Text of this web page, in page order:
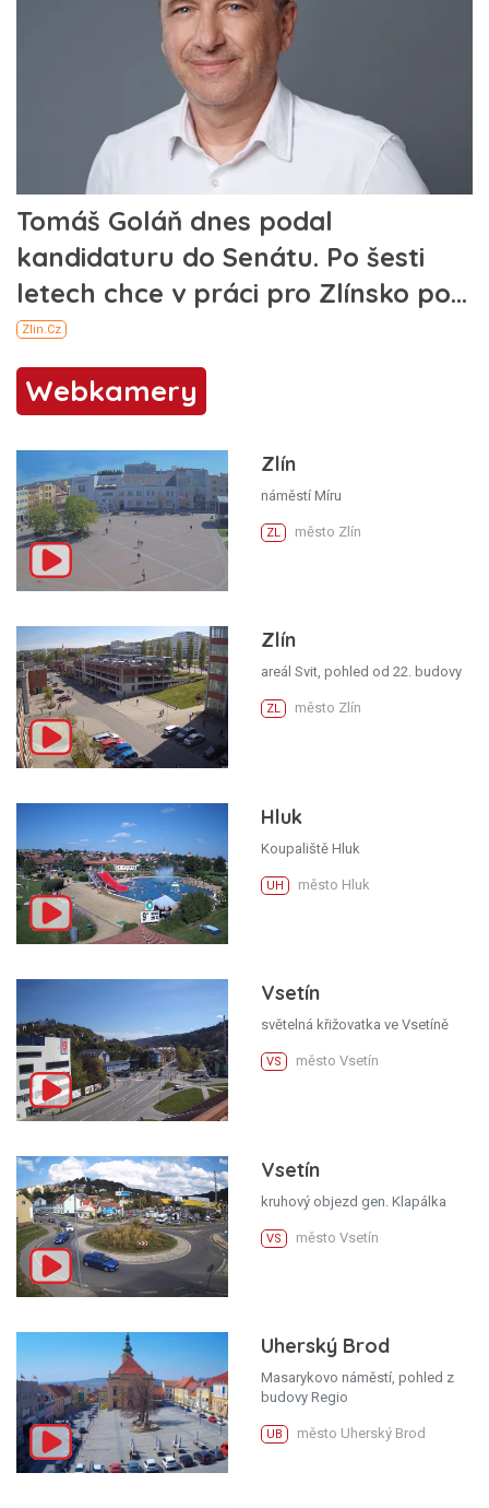
Webkamery
Zlín
náměstí Míru
ZL město Zlín
Zlín
areál Svit, pohled od 22. budovy
ZL město Zlín
Hluk
Koupaliště Hluk
UH město Hluk
Vsetín
světelná křižovatka ve Vsetíně
VS město Vsetín
Vsetín
kruhový objezd gen. Klapálka
VS město Vsetín
Uherský Brod
Masarykovo náměstí, pohled z
budovy Regio
UB město Uherský Brod